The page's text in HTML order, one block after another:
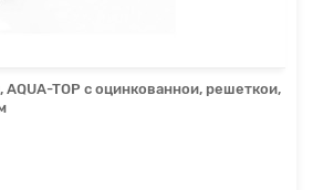
TOP с оцинкованнои, решеткои,